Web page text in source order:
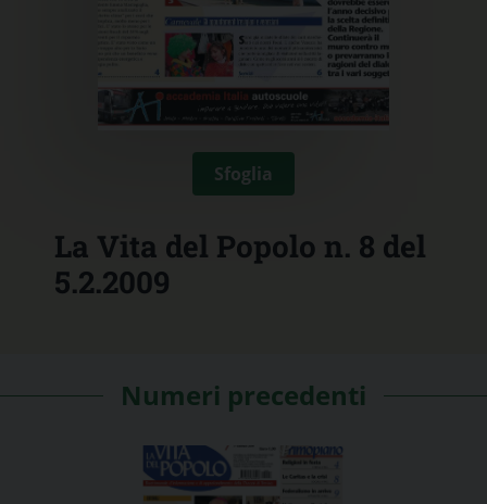
Sfoglia
La Vita del Popolo n. 8 del
5.2.2009
Numeri precedenti